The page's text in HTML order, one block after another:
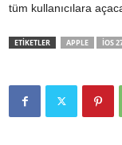
tüm kullanıcılara
ETİKETLER APPLE IOS